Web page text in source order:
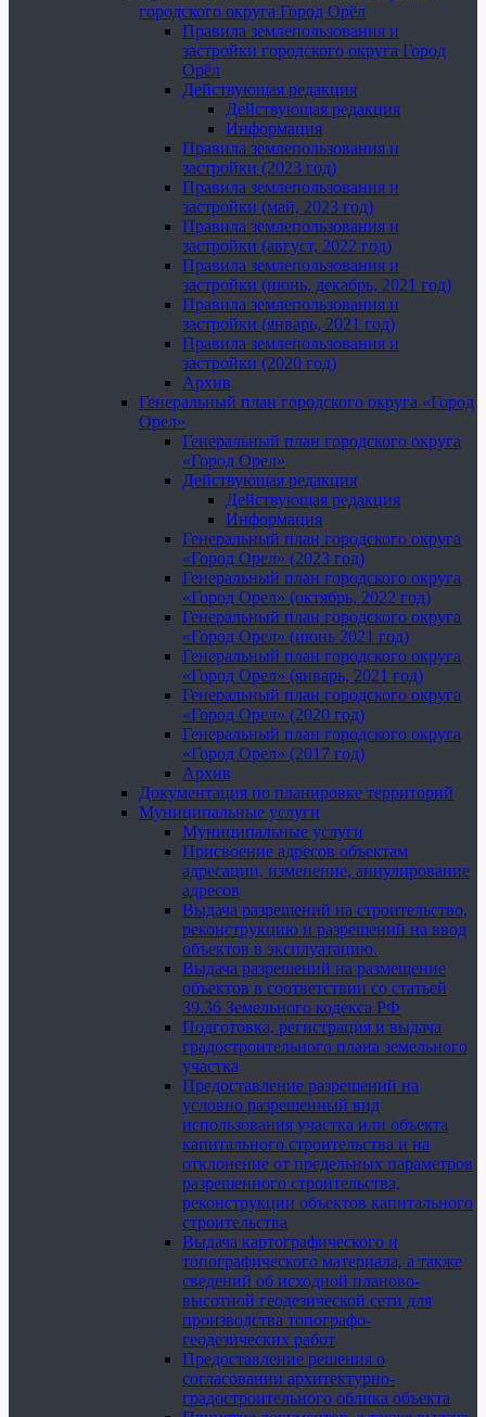
городского округа Город Орёл
Правила землепользования и
застройки городского округа Город
Орёл
Действующая редакция
Действующая редакция
Информация
Правила землепользования и
застройки (2023 год)
Правила землепользования и
застройки (май, 2023 год)
Правила землепользования и
застройки (август, 2022 год)
Правила землепользования и
застройки (июнь, декабрь, 2021 год)
Правила землепользования и
застройки (январь, 2021 год)
Правила землепользования и
застройки (2020 год)
Архив
Генеральный план городского округа «Город
Орел»
Генеральный план городского округа
«Город Орел»
Действующая редакция
Действующая редакция
Информация
Генеральный план городского округа
«Город Орел» (2023 год)
Генеральный план городского округа
«Город Орел» (октябрь, 2022 год)
Генеральный план городского округа
«Город Орел» (июнь 2021 год)
Генеральный план городского округа
«Город Орел» (январь, 2021 год)
Генеральный план городского округа
«Город Орел» (2020 год)
Генеральный план городского округа
«Город Орел» (2017 год)
Архив
Документация по планировке территорий
Муниципальные услуги
Муниципальные услуги
Присвоение адресов объектам
адресации, изменение, аннулирование
адресов
Выдача разрешений на строительство,
реконструкцию и разрешений на ввод
объектов в эксплуатацию.
Выдача разрешений на размещение
объектов в соответствии со статьей
39.36 Земельного кодекса РФ
Подготовка, регистрация и выдача
градостроительного плана земельного
участка
Предоставление разрешений на
условно разрешенный вид
использования участка или объекта
капитального строительства и на
отклонение от предельных параметров
разрешенного строительства,
реконструкции объектов капитального
строительства
Выдача картографического и
топографического материала, а также
сведений об исходной планово-
высотной геодезической сети для
производства топографо-
геодезических работ
Предоставление решения о
согласовании архитектурно-
градостроительного облика объекта